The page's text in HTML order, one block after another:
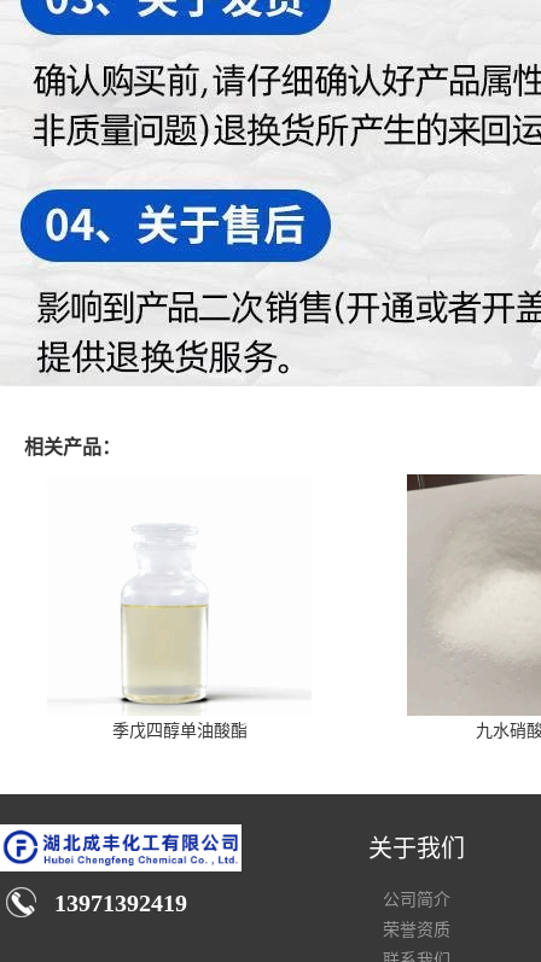
相关产品：
季戊四醇单油酸酯 九水硝
13971392419
关于我们
公司简介
荣誉资质